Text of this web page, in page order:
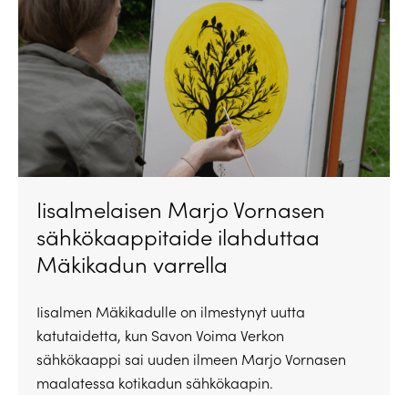
Iisalmelaisen Marjo Vornasen
sähkökaappitaide ilahduttaa
Mäkikadun varrella
Iisalmen Mäkikadulle on ilmestynyt uutta
katutaidetta, kun Savon Voima Verkon
sähkökaappi sai uuden ilmeen Marjo Vornasen
maalatessa kotikadun sähkökaapin.